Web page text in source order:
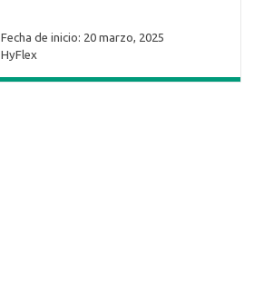
Fecha de inicio: 20 marzo, 2025
HyFlex